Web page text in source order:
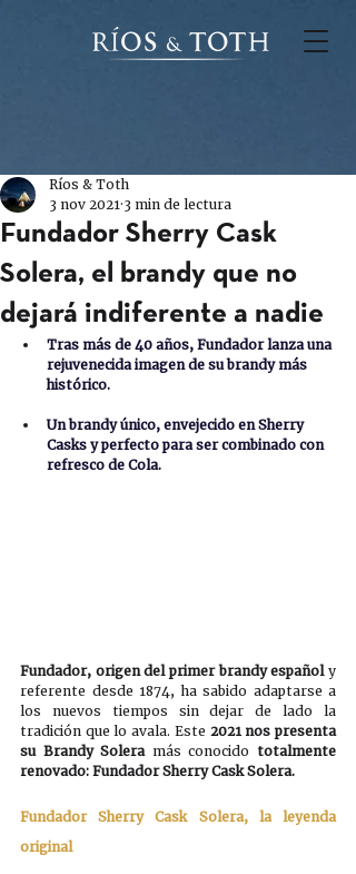
Fundador Sherry Cask
Solera, el brandy que no
dejará indiferente a nadie
Ríos & Toth
3 nov 2021 3 min de lectura
Tras más de 40 años, Fundador lanza una
rejuvenecida imagen de su brandy más
histórico.
Un brandy único, envejecido en Sherry
Casks y perfecto para ser combinado con
refresco de Cola.
Fundador, origen del primer brandy español y
referente desde 1874, ha sabido adaptarse a
los nuevos tiempos sin dejar de lado la
tradición que lo avala. Este 2021 nos presenta
su Brandy Solera más conocido totalmente
renovado: Fundador Sherry Cask Solera.
Fundador Sherry Cask Solera, la leyenda
original